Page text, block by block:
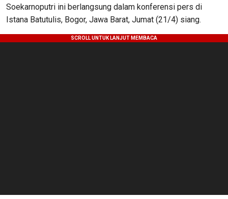
Soekarnoputri ini berlangsung dalam konferensi pers di
Istana Batutulis, Bogor, Jawa Barat, Jumat (21/4) siang.